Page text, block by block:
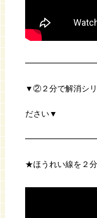
▼②２分で解消シリ
ださい▼
★ほうれい線を２